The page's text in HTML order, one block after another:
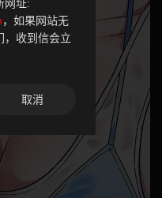
网址:
，如果网站无
，收到信会立
取消